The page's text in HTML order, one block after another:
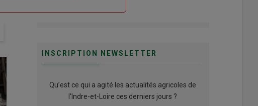
INSCRIPTION NEWSLETTER
Qu’est ce qui a agité les actualités agricoles de
l'Indre-et-Loire ces derniers jours ?